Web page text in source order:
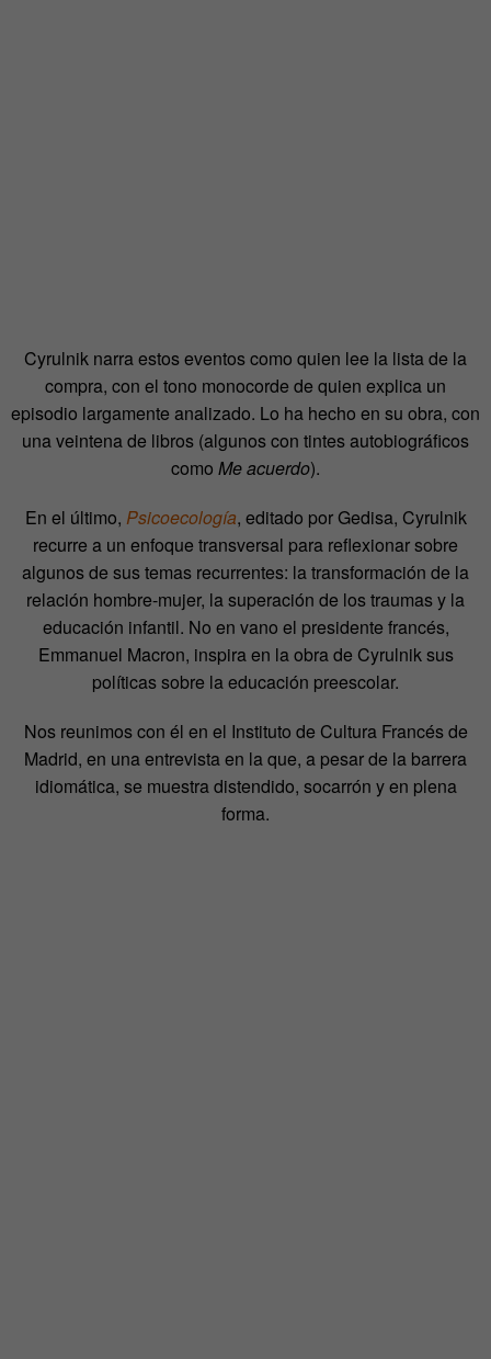
Cyrulnik narra estos eventos como quien lee la lista de la
compra, con el tono monocorde de quien explica un
episodio largamente analizado. Lo ha hecho en su obra, con
una veintena de libros (algunos con tintes autobiográficos
como Me acuerdo).
En el último, Psicoecología, editado por Gedisa, Cyrulnik
recurre a un enfoque transversal para reflexionar sobre
algunos de sus temas recurrentes: la transformación de la
relación hombre-mujer, la superación de los traumas y la
educación infantil. No en vano el presidente francés,
Emmanuel Macron, inspira en la obra de Cyrulnik sus
políticas sobre la educación preescolar.
Nos reunimos con él en el Instituto de Cultura Francés de
Madrid, en una entrevista en la que, a pesar de la barrera
idiomática, se muestra distendido, socarrón y en plena
forma.